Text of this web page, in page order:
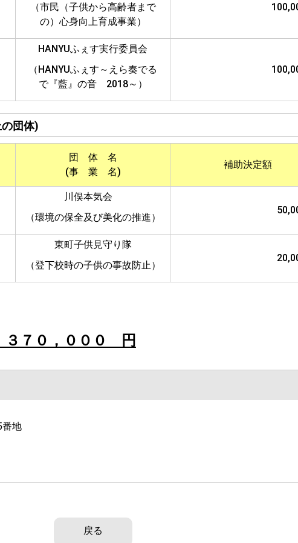
（市民（子供から高齢者まで
の）心身向上育成事業）
HANYUふぇす実行委員会
（HANYUふぇす～えら奏でる
で『藍』の音 2018～）
団体)
団 体 名
(事 業 名)
補助決定額
川俣本気会
（環境の保全及び美化の推進）
東町子供見守り隊
（登下校時の子供の事故防止）
７０，０００ 円
番地
戻る